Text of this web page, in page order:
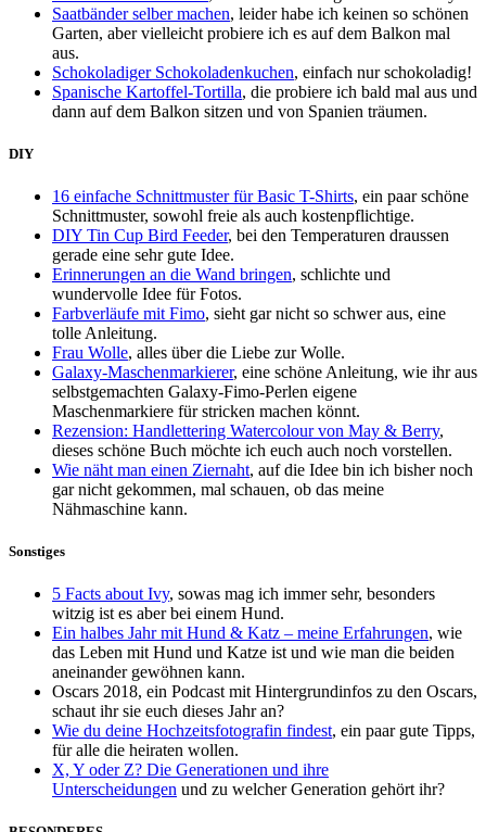
Saatbänder selber machen, leider habe ich keinen so schönen
Garten, aber vielleicht probiere ich es auf dem Balkon mal
aus.
Schokoladiger Schokoladenkuchen, einfach nur schokoladig!
Spanische Kartoffel-Tortilla, die probiere ich bald mal aus und
dann auf dem Balkon sitzen und von Spanien träumen.
DIY
16 einfache Schnittmuster für Basic T-Shirts, ein paar schöne
Schnittmuster, sowohl freie als auch kostenpflichtige.
DIY Tin Cup Bird Feeder, bei den Temperaturen draussen
gerade eine sehr gute Idee.
Erinnerungen an die Wand bringen, schlichte und
wundervolle Idee für Fotos.
Farbverläufe mit Fimo, sieht gar nicht so schwer aus, eine
tolle Anleitung.
Frau Wolle, alles über die Liebe zur Wolle.
Galaxy-Maschenmarkierer, eine schöne Anleitung, wie ihr aus
selbstgemachten Galaxy-Fimo-Perlen eigene
Maschenmarkiere für stricken machen könnt.
Rezension: Handlettering Watercolour von May & Berry,
dieses schöne Buch möchte ich euch auch noch vorstellen.
Wie näht man einen Ziernaht, auf die Idee bin ich bisher noch
gar nicht gekommen, mal schauen, ob das meine
Nähmaschine kann.
Sonstiges
5 Facts about Ivy, sowas mag ich immer sehr, besonders
witzig ist es aber bei einem Hund.
Ein halbes Jahr mit Hund & Katz – meine Erfahrungen, wie
das Leben mit Hund und Katze ist und wie man die beiden
aneinander gewöhnen kann.
Oscars 2018, ein Podcast mit Hintergrundinfos zu den Oscars,
schaut ihr sie euch dieses Jahr an?
Wie du deine Hochzeitsfotografin findest, ein paar gute Tipps,
für alle die heiraten wollen.
X, Y oder Z? Die Generationen und ihre
Unterscheidungen und zu welcher Generation gehört ihr?